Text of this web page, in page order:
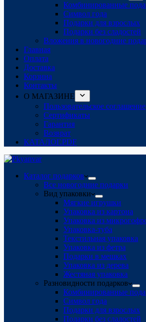
Комбинированные
Символ года
Подарки для взрослых
Подарки без сладостей
Вложения в новогодние
Главная
Оплата
Доставка
Корзина
Контакты
О МАГАЗИНЕ
Пользовательское соглашение
Сертификаты
Гарантия
Возврат
КАТАЛОГ.PDF
Каталог подарков
Все новогодние подарки
Вид упаковки
Мягкие игрушки
Упаковка из картона
Упаковка из
Упаковка-туба
Текстильная упаковка
Упаковка из фетра
Подарки в мешках
Упаковка из дерева
Жестяная упаковка
Разновидности подарков
Комбинированные
Символ года
Подарки для взрослых
Подарки без сладостей